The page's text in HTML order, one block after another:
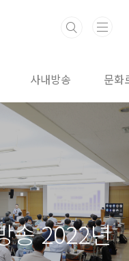
사내방송 문화
송 2022년